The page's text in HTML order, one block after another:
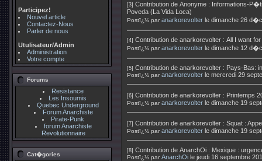
Participez!
Nouvel article
Contactez-Nous
Parler de nous
Utulisateur/Admin
Administration
Votre compte
Forums
Resistance
Les Insoumis
Quebec Underground
Forum Anarchiste
Pirate-Punk
forum Anarchiste
Revolutionnaire
Cat�gories
[3] Contribution de Anonyme : Informations-
Poveda (La Vida Loca)
Postï¿½ par anarkorevolter le dimanche 26
[4] Contribution de anarkorevolter : All I want
Postï¿½ par anarkorevolter le dimanche 12
[5] Contribution de anarkorevolter : Pays-Bas:
Postï¿½ par anarkorevolter le mercredi 29
[6] Contribution de anarkorevolter : Printemps
Postï¿½ par anarkorevolter le dimanche 19
[7] Contribution de anarkorevolter : Squat :
Postï¿½ par anarkorevolter le dimanche 19
[8] Contribution de AnarchOi : Mexique :
Postï¿½ par AnarchOi le jeudi 16 septembre